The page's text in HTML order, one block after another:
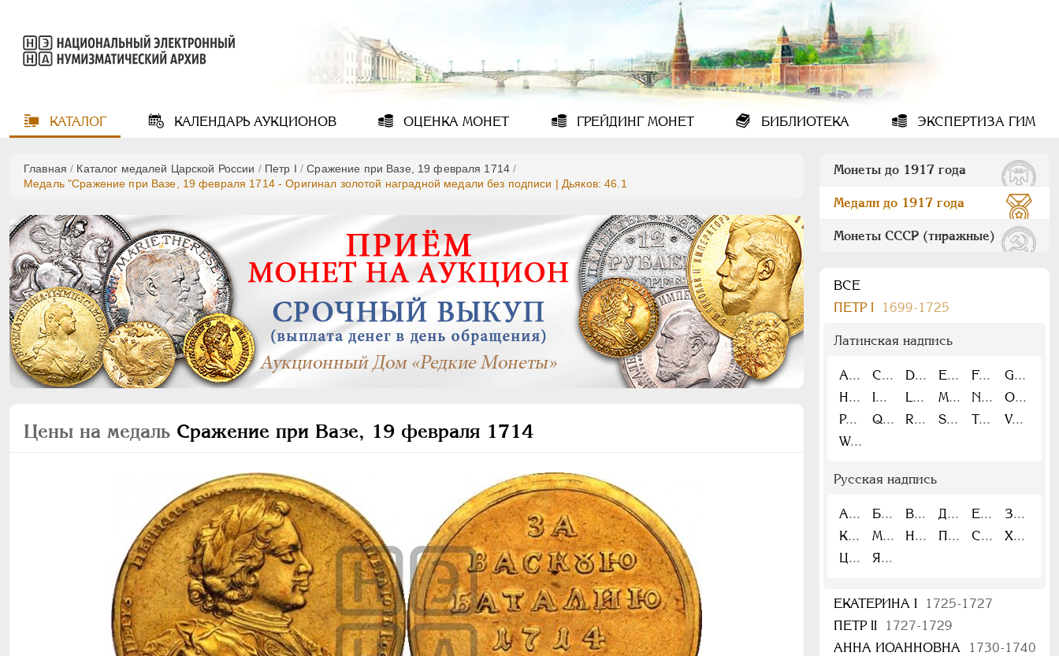
КАТАЛОГ КАЛЕНДАРЬАУКЦИОНОВ ОЦЕНКА МОНЕТ ГРЕЙДИНГМОНЕТ БИБЛИОТЕКА ЭКСПЕРТИЗА ГИМ
Главная / Каталог медалей Царской России / Пeтр I /Сражение при Вазе, 19 февраля 1714 /
Медаль "Сражение при Вазе, 19 февраля 1714 - Оригинал золотой наградной медали без подписи | Дьяков: 46.1
Цены на медаль Сражение при Вазе, 19 февраля 1714
Монеты до 1917 года
Медали до 1917 года
Монеты СССР (тиражные)
ВСЕ
ПEТР I
1699-1725
Латинская надпись
A C D E F
G
H
I L M N
O
P
Q R S T
V
W
Русская надпись
А Б В Д Е
З
К
М Н П С
Х
Ц
Я
ЕКАТЕРИНА I
1725-1727
ПЕТР II
1727-1729
АННА ИОАННОВНА
1730-1740